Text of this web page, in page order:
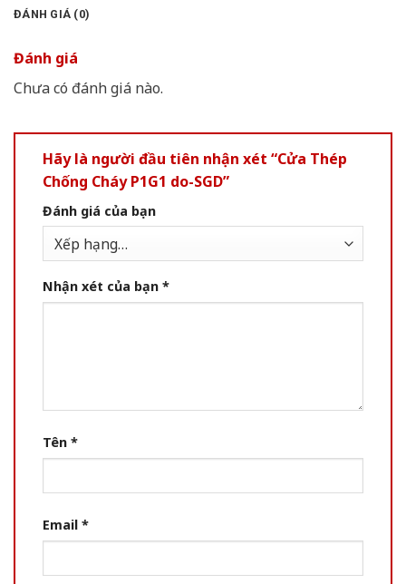
ĐÁNH GIÁ (0)
Đánh giá
Chưa có đánh giá nào.
Hãy là người đầu tiên nhận xét “Cửa Thép
Chống Cháy P1G1 do-SGD”
Đánh giá của bạn
Nhận xét của bạn *
Tên *
Email *